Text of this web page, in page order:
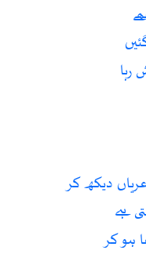
دیکھ کر
ہے
ہو کر